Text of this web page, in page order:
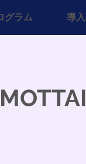
グラム 導